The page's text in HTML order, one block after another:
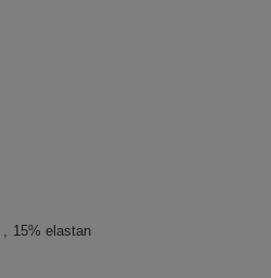
15% elastan